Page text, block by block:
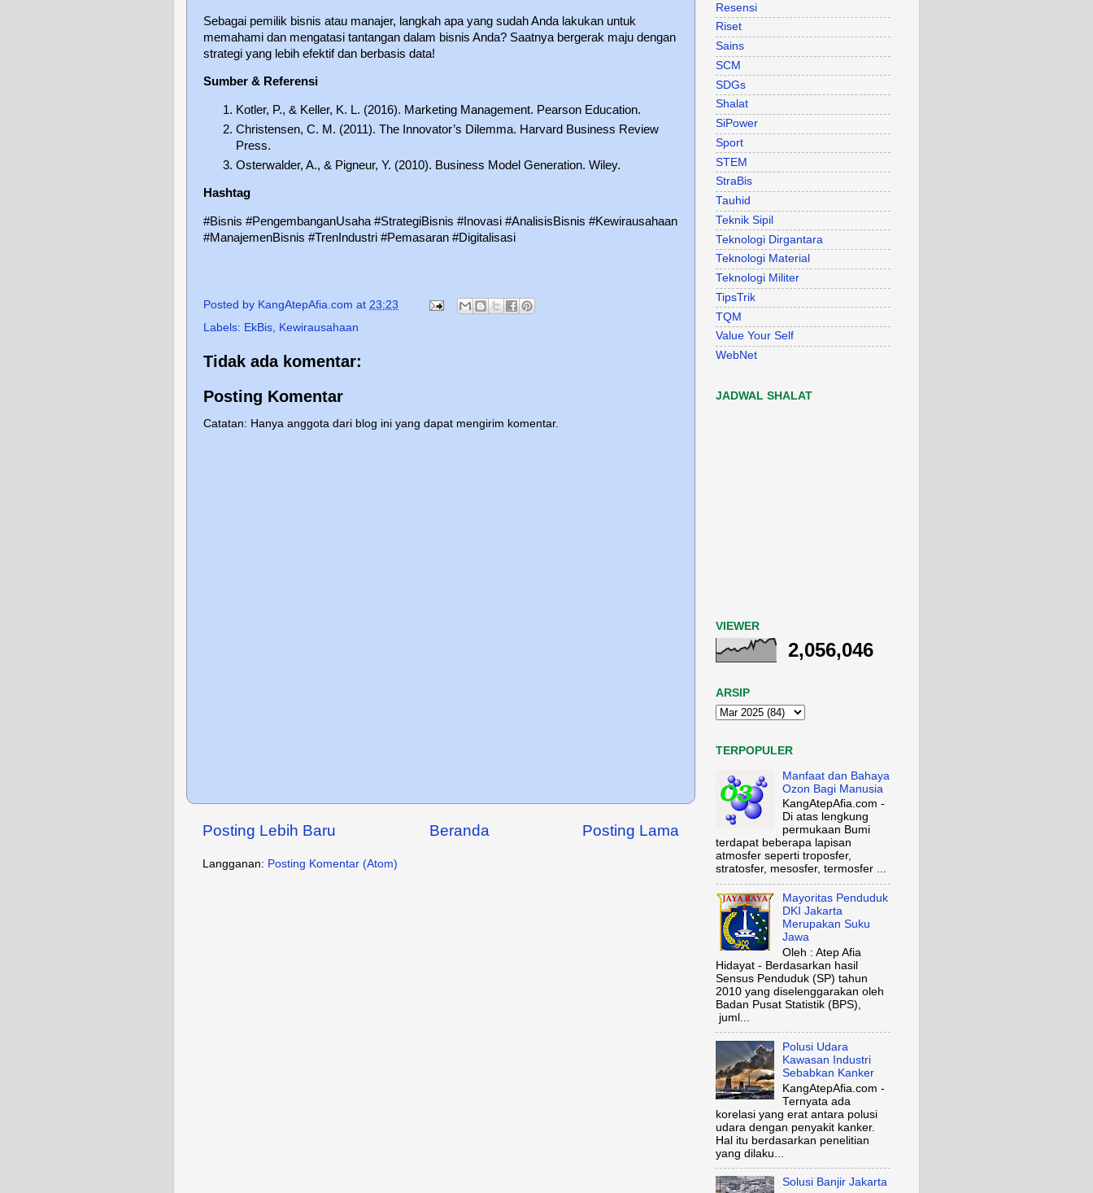
Sebagai pemilik bisnis atau manajer, langkah apa yang sudah Anda lakukan untuk
memahami dan mengatasi tantangan dalam bisnis Anda? Saatnya bergerak maju dengan
strategi yang lebih efektif dan berbasis data!
Sumber & Referensi
Kotler, P., & Keller, K. L. (2016). Marketing Management. Pearson Education.
Christensen, C. M. (2011). The Innovator’s Dilemma. Harvard Business Review
Press.
Osterwalder, A., & Pigneur, Y. (2010). Business Model Generation. Wiley.
Hashtag
#Bisnis #PengembanganUsaha #StrategiBisnis #Inovasi #AnalisisBisnis #Kewirausahaan
#ManajemenBisnis #TrenIndustri #Pemasaran #Digitalisasi
Posted by KangAtepAfia.com at 23:23
Labels: EkBis Kewirausahaan
Tidak ada komentar:
Posting Komentar
Catatan: Hanya anggota dari blog ini yang dapat mengirim komentar.
Posting Lebih Baru Posting Lama
Beranda
Langganan: Posting Komentar (Atom)
Resensi
Riset
Sains
SCM
SDGs
Shalat
SiPower
Sport
STEM
StraBis
Tauhid
Teknik Sipil
Teknologi Dirgantara
Teknologi Material
Teknologi Militer
TipsTrik
TQM
Value Your Self
WebNet
JADWAL SHALAT
VIEWER
2,056,046
ARSIP
TERPOPULER
Manfaat dan Bahaya
Ozon Bagi Manusia
KangAtepAfia.com -
Di atas lengkung
permukaan Bumi
terdapat beberapa lapisan
atmosfer seperti troposfer,
stratosfer, mesosfer, termosfer ...
Mayoritas Penduduk
DKI Jakarta
Merupakan Suku
Jawa
Oleh : Atep Afia
Hidayat - Berdasarkan hasil
Sensus Penduduk (SP) tahun
2010 yang diselenggarakan oleh
Badan Pusat Statistik (BPS),
juml...
Polusi Udara
Kawasan Industri
Sebabkan Kanker
KangAtepAfia.com -
Ternyata ada
korelasi yang erat antara polusi
udara dengan penyakit kanker.
Hal itu berdasarkan penelitian
yang dilaku...
Solusi Banjir Jakarta